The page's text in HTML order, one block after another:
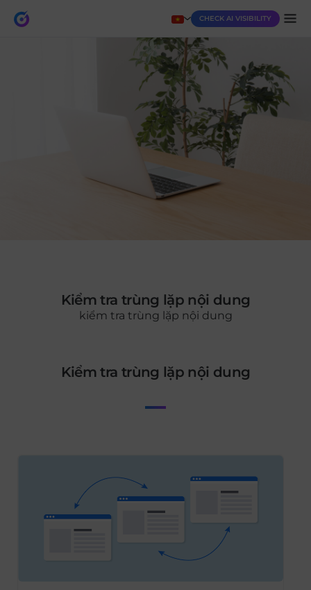
CHECK AI VISIBILITY
kiểm tra trùng lặp nội dung
kiểm tra trùng lặp nội dung
kiểm tra trùng lặp nội dung